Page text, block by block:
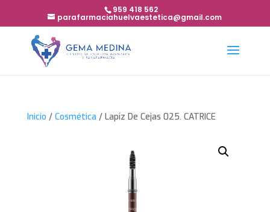
959 418 562
parafarmaciahuelvaestetica@gmail.com
Inicio / Cosmética / Lapiz De Cejas 025. CATRICE